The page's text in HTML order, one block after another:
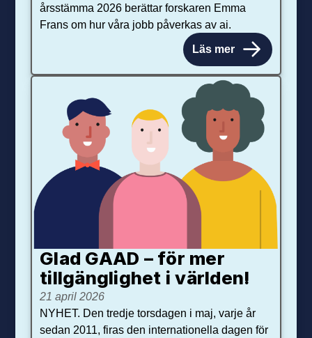
årsstämma 2026 berättar forskaren Emma
Frans om hur våra jobb påverkas av ai.
Läs mer
Glad GAAD – för mer
tillgänglighet i världen!
21 april 2026
NYHET. Den tredje torsdagen i maj, varje år
sedan 2011, firas den internationella dagen för